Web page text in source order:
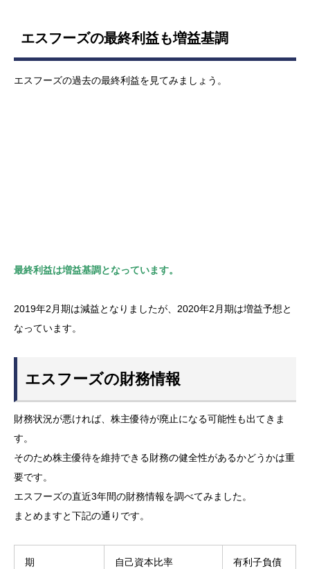
エスフーズの最終利益も増益基調
エスフーズの過去の最終利益を見てみましょう。
最終利益は増益基調となっています。
2019年2月期は減益となりましたが、2020年2月期は増益予想と
なっています。
エスフーズの財務情報
財務状況が悪ければ、株主優待が廃止になる可能性も出てきま
す。
そのため株主優待を維持できる財務の健全性があるかどうかは重
要です。
エスフーズの直近3年間の財務情報を調べてみました。
まとめますと下記の通りです。
期 自己資本比率
有利子負債